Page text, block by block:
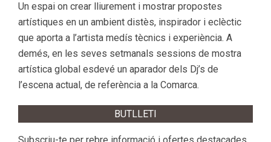
Un espai on crear lliurement i mostrar propostes
artístiques en un ambient distès, inspirador i eclèctic
que aporta a l’artista medís tècnics i experiència. A
demés, en les seves setmanals sessions de mostra
artística global esdevé un aparador dels Dj’s de
l’escena actual, de referència a la Comarca.
BUTLLETI